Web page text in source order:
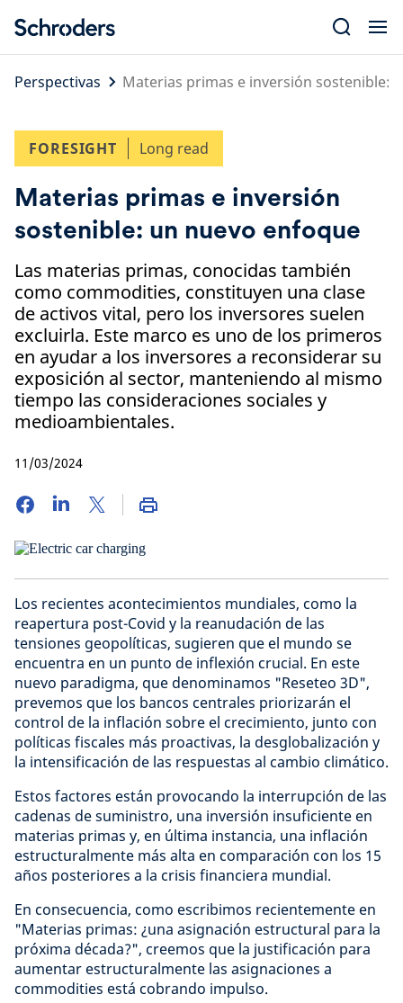
content
Perspectivas
Materias primas e inversión sostenible:
FORESIGHT Long read
Materias primas e inversión
sostenible: un nuevo enfoque
Las materias primas, conocidas también
como commodities, constituyen una clase
de activos vital, pero los inversores suelen
excluirla. Este marco es uno de los primeros
en ayudar a los inversores a reconsiderar su
exposición al sector, manteniendo al mismo
tiempo las consideraciones sociales y
medioambientales.
11/03/2024
Los recientes acontecimientos mundiales, como la
reapertura post-Covid y la reanudación de las
tensiones geopolíticas, sugieren que el mundo se
encuentra en un punto de inflexión crucial. En este
nuevo paradigma, que denominamos "Reseteo 3D",
prevemos que los bancos centrales priorizarán el
control de la inflación sobre el crecimiento, junto con
políticas fiscales más proactivas, la desglobalización y
la intensificación de las respuestas al cambio climático.
Estos factores están provocando la interrupción de las
cadenas de suministro, una inversión insuficiente en
materias primas y, en última instancia, una inflación
estructuralmente más alta en comparación con los 15
años posteriores a la crisis financiera mundial.
En consecuencia, como escribimos recientemente en
"Materias primas: ¿una asignación estructural para la
próxima década?", creemos que la justificación para
aumentar estructuralmente las asignaciones a
commodities está cobrando impulso.